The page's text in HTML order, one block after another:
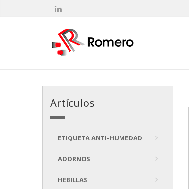
Artículos
ETIQUETA ANTI-HUMEDAD
ADORNOS
HEBILLAS